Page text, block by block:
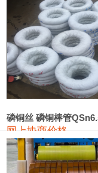
3303#硅
2202#硅
441#硅
553#硅
金属硅553#-331#
漆包线
网上协商价格